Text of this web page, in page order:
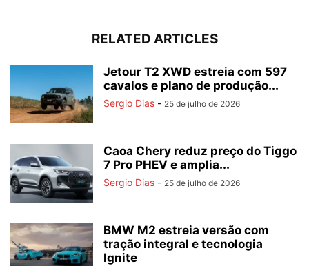
RELATED ARTICLES
Jetour T2 XWD estreia com 597
cavalos e plano de produção...
Sergio Dias - 25 de julho de 2026
Caoa Chery reduz preço do Tiggo
7 Pro PHEV e amplia...
Sergio Dias - 25 de julho de 2026
BMW M2 estreia versão com
tração integral e tecnologia
Ignite